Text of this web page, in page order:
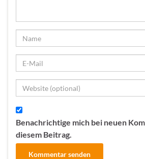
Benachrichtige mich bei neuen
diesem Beitrag.